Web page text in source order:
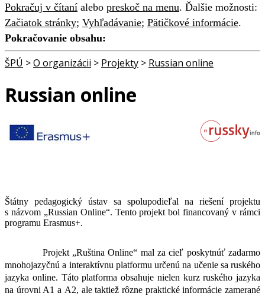
Pokračuj v čítaní alebo preskoč na menu. Ďalšie možnosti:
Začiatok stránky; Vyhľadávanie; Pätičkové informácie.
Pokračovanie obsahu:
ŠPÚ >O organizácii > Projekty > Russian online
Russian online
Štátny pedagogický ústav sa spolupodieľal na riešení projektu
s názvom „Russian Online“. Tento projekt bol financovaný v rámci
programu Erasmus+.
Projekt „Ruština Online“ mal za cieľ poskytnúť zadarmo
mnohojazyčnú a interaktívnu platformu určenú na učenie sa ruského
jazyka online. Táto platforma obsahuje nielen kurz ruského jazyka
na úrovni A1 a A2, ale taktiež rôzne praktické informácie zamerané